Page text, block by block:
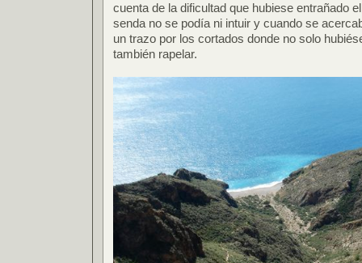
cuenta de la dificultad que hubiese entrañado
senda no se podía ni intuir y cuando se
un trazo por los cortados donde no solo
también rapelar.